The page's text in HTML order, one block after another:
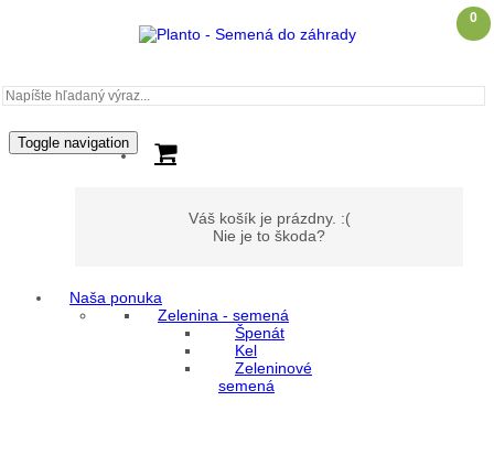
Toggle navigation
0
Váš košík je prázdny. :(
Nie je to škoda?
Naša ponuka
Zelenina - semená
Špenát
Kel
Zeleninové
semená